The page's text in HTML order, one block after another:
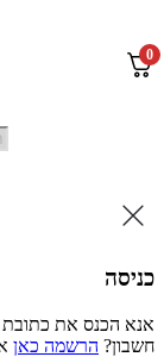
לתוכן
0
כניסה
אנא הכנס את כתובת
חשבון? הרשמה כאן